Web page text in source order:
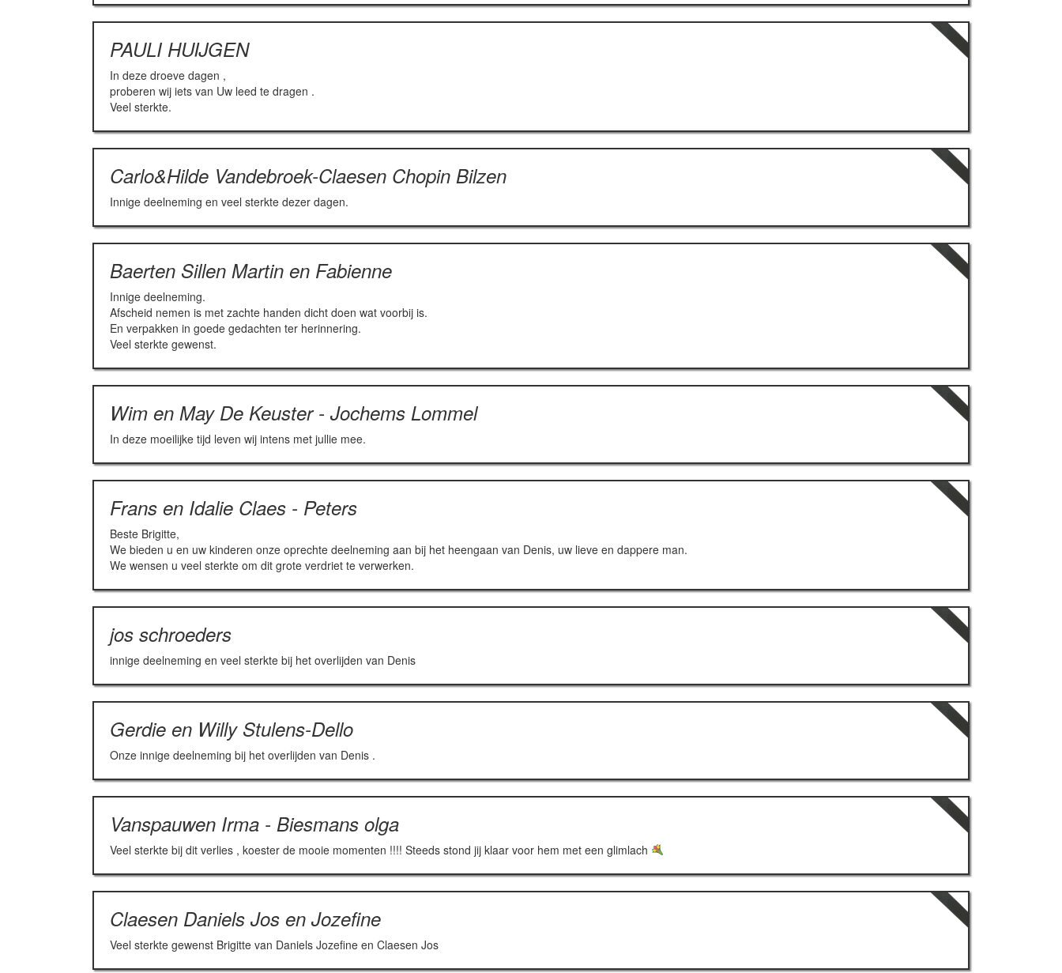
PAULI HUIJGEN
In deze droeve dagen ,
proberen wij iets van Uw leed te dragen .
Veel sterkte.
Carlo&Hilde Vandebroek-Claesen Chopin Bilzen
Innige deelneming en veel sterkte dezer dagen.
Baerten Sillen Martin en Fabienne
Innige deelneming.
Afscheid nemen is met zachte handen dicht doen wat voorbij is.
En verpakken in goede gedachten ter herinnering.
Veel sterkte gewenst.
Wim en May De Keuster - Jochems Lommel
In deze moeilijke tijd leven wij intens met jullie mee.
Frans en Idalie Claes - Peters
Beste Brigitte,
We bieden u en uw kinderen onze oprechte deelneming aan bij het heengaan van Denis, uw lieve en dappere man.
We wensen u veel sterkte om dit grote verdriet te verwerken.
jos schroeders
innige deelneming en veel sterkte bij het overlijden van Denis
Gerdie en Willy Stulens-Dello
Onze innige deelneming bij het overlijden van Denis .
Vanspauwen Irma - Biesmans olga
Veel sterkte bij dit verlies , koester de mooie momenten !!!! Steeds stond jij klaar voor hem met een glimlach
Claesen Daniels Jos en Jozefine
Veel sterkte gewenst Brigitte van Daniels Jozefine en Claesen Jos